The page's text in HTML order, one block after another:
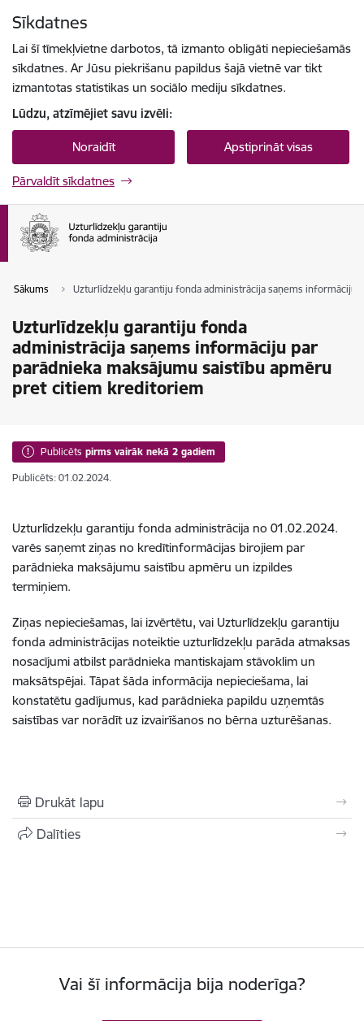
Sīkdatnes
Lai šī tīmekļvietne darbotos, tā izmanto obligāti nepieciešamās
sīkdatnes. Ar Jūsu piekrišanu papildus šajā vietnē var tikt
izmantotas statistikas un sociālo mediju sīkdatnes.
Lūdzu, atzīmējiet savu izvēli:
Noraidīt Apstiprināt visas
Pārvaldīt sīkdatnes
Sākums Uzturlīdzekļu garantiju fonda administrācija saņems
Uzturlīdzekļu garantiju fonda
administrācija saņems informāciju par
parādnieka maksājumu saistību apmēru
pret citiem kreditoriem
Publicēts pirms vairāk nekā 2 gadiem
Publicēts: 01.02.2024.
Uzturlīdzekļu garantiju fonda administrācija no 01.02.2024.
varēs saņemt ziņas no kredītinformācijas birojiem par
parādnieka maksājumu saistību apmēru un izpildes
termiņiem.
Ziņas nepieciešamas, lai izvērtētu, vai Uzturlīdzekļu garantiju
fonda administrācijas noteiktie uzturlīdzekļu parāda atmaksas
nosacījumi atbilst parādnieka mantiskajam stāvoklim un
maksātspējai. Tāpat šāda informācija nepieciešama, lai
konstatētu gadījumus, kad parādnieka papildu uzņemtās
saistības var norādīt uz izvairīšanos no bērna uzturēšanas.
Drukāt lapu
Dalīties
Vai šī informācija bija noderīga?